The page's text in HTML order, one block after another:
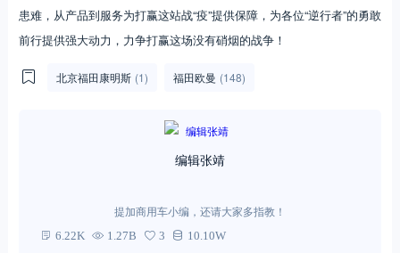
患难，从产品到服务为打赢这站战“疫”提供保障，为各位“逆行者”的勇敢
前行提供强大动力，力争打赢这场没有硝烟的战争！
北京福田康明斯 (1) 福田欧曼 (148)
编辑张靖
提加商用车小编，还请大家多指教！
6.22K 1.27B 3 10.10W